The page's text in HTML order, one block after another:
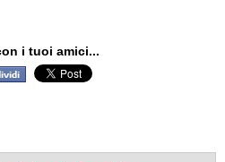
i tuoi amici...